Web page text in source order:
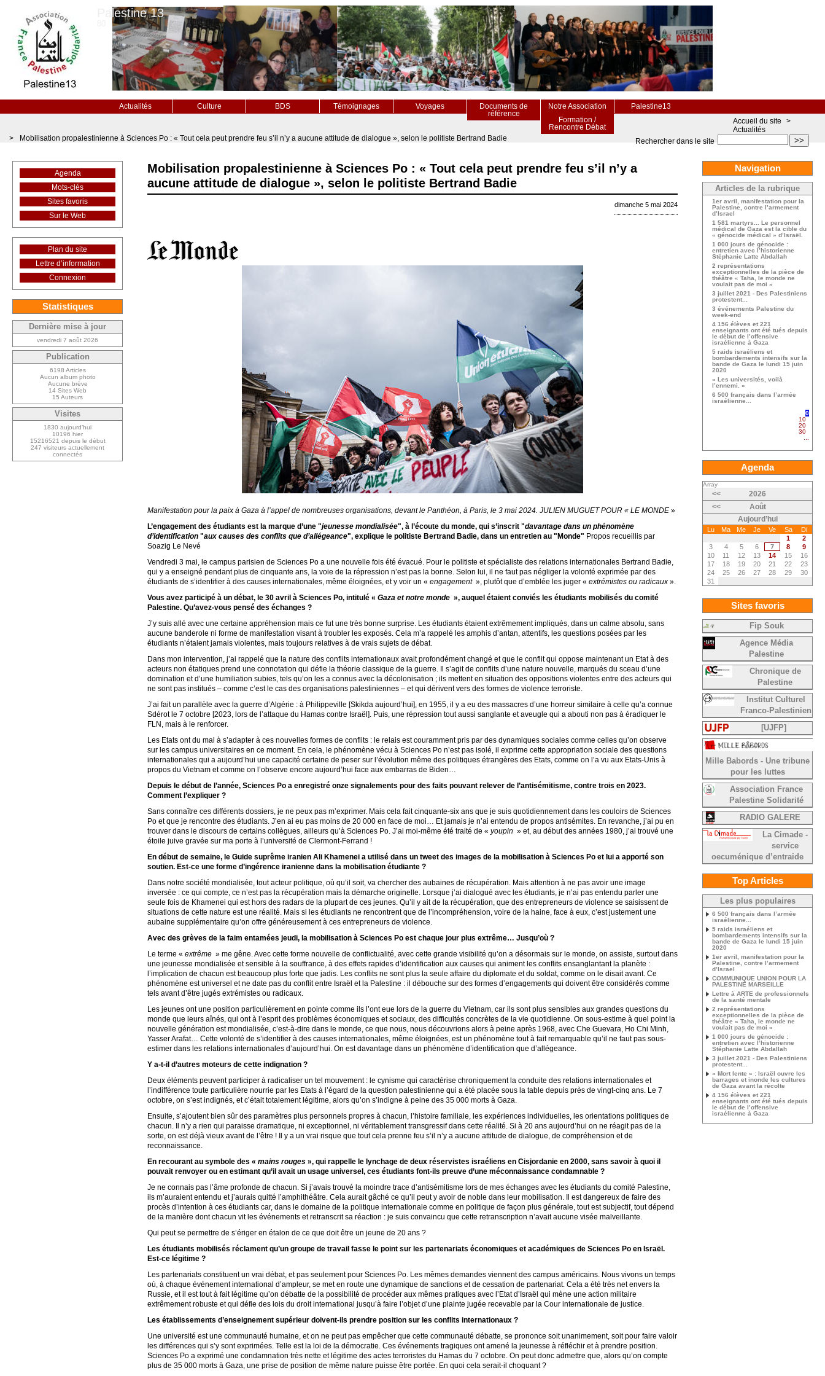
Palestine 13
Actualités Culture BDS Témoignages Voyages
Documents de
référence
Notre Association
Palestine13
Formation /
Rencontre Débat
>>
Rechercher dans le site
Accueil du site
>
Actualités
>
Mobilisation propalestinienne à Sciences Po : « Tout cela peut prendre feu s’il n’y a aucune attitude de dialogue », selon le politiste Bertrand Badie
Mobilisation propalestinienne à Sciences Po : « Tout cela peut prendre feu s’il n’y a
aucune attitude de dialogue », selon le politiste Bertrand Badie
dimanche 5 mai 2024
Manifestation pour la paix à Gaza à l’appel de nombreuses organisations, devant le Panthéon, à Paris, le 3 mai 2024. JULIEN MUGUET POUR « LE MONDE »
L’engagement des étudiants est la marque d’une "jeunesse mondialisée", à l’écoute du monde, qui s’inscrit "davantage dans un phénomène
d’identification "aux causes des conflits que d’allégeance", explique le politiste Bertrand Badie, dans un entretien au "Monde" Propos recueillis par
Soazig Le Nevé
Vendredi 3 mai, le campus parisien de Sciences Po a une nouvelle fois été évacué. Pour le politiste et spécialiste des relations internationales Bertrand Badie,
qui y a enseigné pendant plus de cinquante ans, la voie de la répression n’est pas la bonne. Selon lui, il ne faut pas négliger la volonté exprimée par des
étudiants de s’identifier à des causes internationales, même éloignées, et y voir un « engagement », plutôt que d’emblée les juger « extrémistes ou radicaux ».
Vous avez participé à un débat, le 30 avril à Sciences Po, intitulé « Gaza et notre monde », auquel étaient conviés les étudiants mobilisés du comité
Palestine. Qu’avez-vous pensé des échanges ?
J’y suis allé avec une certaine appréhension mais ce fut une très bonne surprise. Les étudiants étaient extrêmement impliqués, dans un calme absolu, sans
aucune banderole ni forme de manifestation visant à troubler les exposés. Cela m’a rappelé les amphis d’antan, attentifs, les questions posées par les
étudiants n’étaient jamais violentes, mais toujours relatives à de vrais sujets de débat.
Dans mon intervention, j’ai rappelé que la nature des conflits internationaux avait profondément changé et que le conflit qui oppose maintenant un Etat à des
acteurs non étatiques prend une connotation qui défie la théorie classique de la guerre. Il s’agit de conflits d’une nature nouvelle, marqués du sceau d’une
domination et d’une humiliation subies, tels qu’on les a connus avec la décolonisation ; ils mettent en situation des oppositions violentes entre des acteurs qui
ne sont pas institués – comme c’est le cas des organisations palestiniennes – et qui dérivent vers des formes de violence terroriste.
J’ai fait un parallèle avec la guerre d’Algérie : à Philippeville [Skikda aujourd’hui], en 1955, il y a eu des massacres d’une horreur similaire à celle qu’a connue
Sdérot le 7 octobre [2023, lors de l’attaque du Hamas contre Israël]. Puis, une répression tout aussi sanglante et aveugle qui a abouti non pas à éradiquer le
FLN, mais à le renforcer.
Les Etats ont du mal à s’adapter à ces nouvelles formes de conflits : le relais est couramment pris par des dynamiques sociales comme celles qu’on observe
sur les campus universitaires en ce moment. En cela, le phénomène vécu à Sciences Po n’est pas isolé, il exprime cette appropriation sociale des questions
internationales qui a aujourd’hui une capacité certaine de peser sur l’évolution même des politiques étrangères des Etats, comme on l’a vu aux Etats-Unis à
propos du Vietnam et comme on l’observe encore aujourd’hui face aux embarras de Biden…
Depuis le début de l’année, Sciences Po a enregistré onze signalements pour des faits pouvant relever de l’antisémitisme, contre trois en 2023.
Comment l’expliquer ?
Sans connaître ces différents dossiers, je ne peux pas m’exprimer. Mais cela fait cinquante-six ans que je suis quotidiennement dans les couloirs de Sciences
Po et que je rencontre des étudiants. J’en ai eu pas moins de 20 000 en face de moi… Et jamais je n’ai entendu de propos antisémites. En revanche, j’ai pu en
trouver dans le discours de certains collègues, ailleurs qu’à Sciences Po. J’ai moi-même été traité de « youpin » et, au début des années 1980, j’ai trouvé une
étoile juive gravée sur ma porte à l’université de Clermont-Ferrand !
En début de semaine, le Guide suprême iranien Ali Khamenei a utilisé dans un tweet des images de la mobilisation à Sciences Po et lui a apporté son
soutien. Est-ce une forme d’ingérence iranienne dans la mobilisation étudiante ?
Dans notre société mondialisée, tout acteur politique, où qu’il soit, va chercher des aubaines de récupération. Mais attention à ne pas avoir une image
inversée : ce qui compte, ce n’est pas la récupération mais la démarche originelle. Lorsque j’ai dialogué avec les étudiants, je n’ai pas entendu parler une
seule fois de Khamenei qui est hors des radars de la plupart de ces jeunes. Qu’il y ait de la récupération, que des entrepreneurs de violence se saisissent de
situations de cette nature est une réalité. Mais si les étudiants ne rencontrent que de l’incompréhension, voire de la haine, face à eux, c’est justement une
aubaine supplémentaire qu’on offre généreusement à ces entrepreneurs de violence.
Avec des grèves de la faim entamées jeudi, la mobilisation à Sciences Po est chaque jour plus extrême… Jusqu’où ?
Le terme « extrême » me gêne. Avec cette forme nouvelle de conflictualité, avec cette grande visibilité qu’on a désormais sur le monde, on assiste, surtout dans
une jeunesse mondialisée et sensible à la souffrance, à des effets rapides d’identification aux causes qui animent les conflits ensanglantant la planète :
l’implication de chacun est beaucoup plus forte que jadis. Les conflits ne sont plus la seule affaire du diplomate et du soldat, comme on le disait avant. Ce
phénomène est universel et ne date pas du conflit entre Israël et la Palestine : il débouche sur des formes d’engagements qui doivent être considérés comme
tels avant d’être jugés extrémistes ou radicaux.
Les jeunes ont une position particulièrement en pointe comme ils l’ont eue lors de la guerre du Vietnam, car ils sont plus sensibles aux grandes questions du
monde que leurs aînés, qui ont à l’esprit des problèmes économiques et sociaux, des difficultés concrètes de la vie quotidienne. On sous-estime à quel point la
nouvelle génération est mondialisée, c’est-à-dire dans le monde, ce que nous, nous découvrions alors à peine après 1968, avec Che Guevara, Ho Chi Minh,
Yasser Arafat… Cette volonté de s’identifier à des causes internationales, même éloignées, est un phénomène tout à fait remarquable qu’il ne faut pas sous-
estimer dans les relations internationales d’aujourd’hui. On est davantage dans un phénomène d’identification que d’allégeance.
Y a-t-il d’autres moteurs de cette indignation ?
Deux éléments peuvent participer à radicaliser un tel mouvement : le cynisme qui caractérise chroniquement la conduite des relations internationales et
l’indifférence toute particulière nourrie par les Etats à l’égard de la question palestinienne qui a été placée sous la table depuis près de vingt-cinq ans. Le 7
octobre, on s’est indignés, et c’était totalement légitime, alors qu’on s’indigne à peine des 35 000 morts à Gaza.
Ensuite, s’ajoutent bien sûr des paramètres plus personnels propres à chacun, l’histoire familiale, les expériences individuelles, les orientations politiques de
chacun. Il n’y a rien qui paraisse dramatique, ni exceptionnel, ni véritablement transgressif dans cette réalité. Si à 20 ans aujourd’hui on ne réagit pas de la
sorte, on est déjà vieux avant de l’être ! Il y a un vrai risque que tout cela prenne feu s’il n’y a aucune attitude de dialogue, de compréhension et de
reconnaissance.
En recourant au symbole des « mains rouges », qui rappelle le lynchage de deux réservistes israéliens en Cisjordanie en 2000, sans savoir à quoi il
pouvait renvoyer ou en estimant qu’il avait un usage universel, ces étudiants font-ils preuve d’une méconnaissance condamnable ?
Je ne connais pas l’âme profonde de chacun. Si j’avais trouvé la moindre trace d’antisémitisme lors de mes échanges avec les étudiants du comité Palestine,
ils m’auraient entendu et j’aurais quitté l’amphithéâtre. Cela aurait gâché ce qu’il peut y avoir de noble dans leur mobilisation. Il est dangereux de faire des
procès d’intention à ces étudiants car, dans le domaine de la politique internationale comme en politique de façon plus générale, tout est subjectif, tout dépend
de la manière dont chacun vit les événements et retranscrit sa réaction : je suis convaincu que cette retranscription n’avait aucune visée malveillante.
Qui peut se permettre de s’ériger en étalon de ce que doit être un jeune de 20 ans ?
Les étudiants mobilisés réclament qu’un groupe de travail fasse le point sur les partenariats économiques et académiques de Sciences Po en Israël.
Est-ce légitime ?
Les partenariats constituent un vrai débat, et pas seulement pour Sciences Po. Les mêmes demandes viennent des campus américains. Nous vivons un temps
où, à chaque événement international d’ampleur, se met en route une dynamique de sanctions et de cessation de partenariat. Cela a été très net envers la
Russie, et il est tout à fait légitime qu’on débatte de la possibilité de procéder aux mêmes pratiques avec l’Etat d’Israël qui mène une action militaire
extrêmement robuste et qui défie des lois du droit international jusqu’à faire l’objet d’une plainte jugée recevable par la Cour internationale de justice.
Les établissements d’enseignement supérieur doivent-ils prendre position sur les conflits internationaux ?
Une université est une communauté humaine, et on ne peut pas empêcher que cette communauté débatte, se prononce soit unanimement, soit pour faire valoir
les différences qui s’y sont exprimées. Telle est la loi de la démocratie. Ces événements tragiques ont amené la jeunesse à réfléchir et à prendre position.
Sciences Po a exprimé une condamnation très nette et légitime des actes terroristes du Hamas du 7 octobre. On peut donc admettre que, alors qu’on compte
plus de 35 000 morts à Gaza, une prise de position de même nature puisse être portée. En quoi cela serait-il choquant ?
Agenda
Mots-clés
Sites favoris
Sur le Web
Plan du site
Lettre d’information
Connexion
Statistiques
Dernière mise à jour
vendredi 7 août 2026
Publication
6198 Articles
Aucun album photo
Aucune brève
14 Sites Web
15 Auteurs
Visites
1830 aujourd’hui
10196 hier
15216521 depuis le début
247 visiteurs actuellement
connectés
Navigation
Articles de la rubrique
1er avril, manifestation pour la
Palestine, contre l’armement
d’Israel
1 581 martyrs... Le personnel
médical de Gaza est la cible du
« génocide médical » d’Israël.
1 000 jours de génocide :
entretien avec l’historienne
Stéphanie Latte Abdallah
2 représentations
exceptionnelles de la pièce de
théâtre « Taha, le monde ne
voulait pas de moi »
3 juillet 2021 - Des Palestiniens
protestent...
3 événements Palestine du
week-end
4 156 élèves et 221
enseignants ont été tués depuis
le début de l’offensive
israélienne à Gaza
5 raids israéliens et
bombardements intensifs sur la
bande de Gaza le lundi 15 juin
2020
« Les universités, voilà
l’ennemi. »
6 500 français dans l’armée
israélienne...
0
10
20
30
Agenda
Array
<<
2026
<<
Août
Aujourd’hui
Lu Ma Me Je Ve Sa
Di
1
2
3
4 5 6 7 8
9
10
11 12 13 14 15
16
17
18 19 20 21 22
23
24
25 26 27 28 29
30
31
Sites favoris
Fip Souk
Agence Média
Palestine
Chronique de
Palestine
Institut Culturel
Franco-Palestinien
[UJFP]
Mille Babords - Une tribune
pour les luttes
Association France
Palestine Solidarité
RADIO GALERE
La Cimade -
service
oecuménique d’entraide
Top Articles
Les plus populaires
6 500 français dans l’armée
israélienne...
5 raids israéliens et
bombardements intensifs sur la
bande de Gaza le lundi 15 juin
2020
1er avril, manifestation pour la
Palestine, contre l’armement
d’Israel
COMMUNIQUE UNION POUR LA
PALESTINE MARSEILLE
Lettre à ARTE de professionnels
de la santé mentale
2 représentations
exceptionnelles de la pièce de
théâtre « Taha, le monde ne
voulait pas de moi »
1 000 jours de génocide :
entretien avec l’historienne
Stéphanie Latte Abdallah
3 juillet 2021 - Des Palestiniens
protestent...
« Mort lente » : Israël ouvre les
barrages et inonde les cultures
de Gaza avant la récolte
4 156 élèves et 221
enseignants ont été tués depuis
le début de l’offensive
israélienne à Gaza